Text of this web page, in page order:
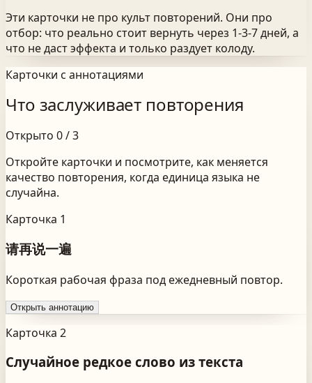
Эти карточки не про культ повторений. Они про
отбор: что реально стоит вернуть через 1-3-7 дней, а
что не даст эффекта и только раздует колоду.
Карточки с аннотациями
Что заслуживает повторения
Открыто 0/3
Откройте карточки и посмотрите, как меняется
качество повторения, когда единица языка не
случайна.
Карточка 1
请再说一遍
Короткая рабочая фраза под ежедневный повтор.
Открыть аннотацию
Карточка 2
Случайное редкое слово из текста